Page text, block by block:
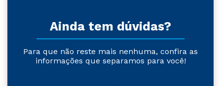
Ainda tem dúvidas?
Para que não reste mais nenhuma, confira as
informações que separamos para você!